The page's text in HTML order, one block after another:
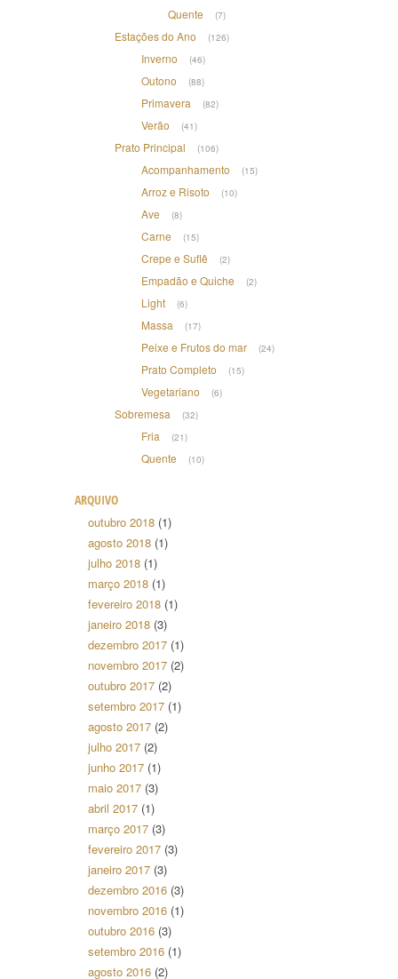
Quente (7)
Estações do Ano (126)
Inverno (46)
Outono (88)
Primavera (82)
Verão (41)
Prato Principal (106)
Acompanhamento (15)
Arroz e Risoto (10)
Ave (8)
Carne (15)
Crepe e Suflê (2)
Empadão e Quiche (2)
Light (6)
Massa (17)
Peixe e Frutos do mar (24)
Prato Completo (15)
Vegetariano (6)
Sobremesa (32)
Fria (21)
Quente (10)
ARQUIVO
outubro 2018 (1)
agosto 2018 (1)
julho 2018 (1)
março 2018 (1)
fevereiro 2018 (1)
janeiro 2018 (3)
dezembro 2017 (1)
novembro 2017 (2)
outubro 2017 (2)
setembro 2017 (1)
agosto 2017 (2)
julho 2017 (2)
junho 2017 (1)
maio 2017 (3)
abril 2017 (1)
março 2017 (3)
fevereiro 2017 (3)
janeiro 2017 (3)
dezembro 2016 (3)
novembro 2016 (1)
outubro 2016 (3)
setembro 2016 (1)
agosto 2016 (2)